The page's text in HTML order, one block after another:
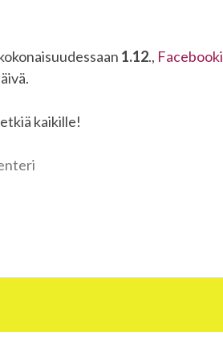
1.12.,
kaikille!